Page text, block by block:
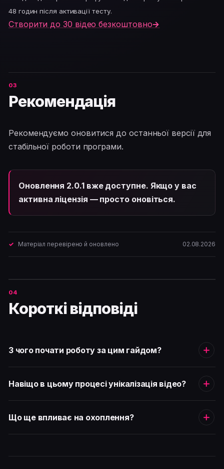
48 годин після активації тесту.
Створити до 30 відео безкоштовно→
Рекомендація
Рекомендуємо оновитися до останньої версії для
стабільної роботи програми.
Оновлення 2.0.1 вже доступне. Якщо у вас
активна ліцензія — просто оновіться.
Матеріал перевірено й оновлено 02.08.2026
Короткі відповіді
З чого почати роботу за цим гайдом?
Навіщо в цьому процесі унікалізація відео?
Що ще впливає на охоплення?